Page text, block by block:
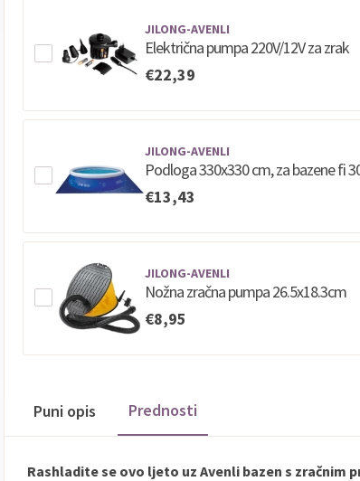
JILONG-AVENLI
Električna pumpa 220V/12V za zrak
€22,39
JILONG-AVENLI
Podloga 330x330 cm, za bazene fi
€13,43
JILONG-AVENLI
Nožna zračna pumpa 26.5x18.3cm
€8,95
Puni opis Prednosti
Rashladite se ovo ljeto uz Avenli bazen s zračnim